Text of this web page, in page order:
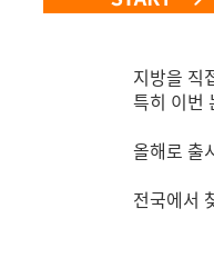
지방을 직
특히 이번
올해로 출
전국에서